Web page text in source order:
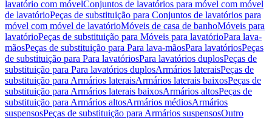
lavatório com móvelConjuntos de lavatórios para móvel com móvel
de lavatórioPeças de substituição para Conjuntos de lavatórios para
móvel com móvel de lavatórioMóveis de casa de banhoMóveis para
lavatórioPeças de substituição para Móveis para lavatórioPara lava-
mãosPeças de substituição para Para lava-mãosPara lavatóriosPeças
de substituição para Para lavatóriosPara lavatórios duplosPeças de
substituição para Para lavatórios duplosArmários lateraisPeças de
substituição para Armários lateraisArmários laterais baixosPeças de
substituição para Armários laterais baixosArmários altosPeças de
substituição para Armários altosArmários médiosArmários
suspensosPeças de substituição para Armários suspensosOutro